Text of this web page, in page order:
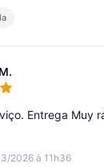
5
2026 à 11h36
Entrega Muy